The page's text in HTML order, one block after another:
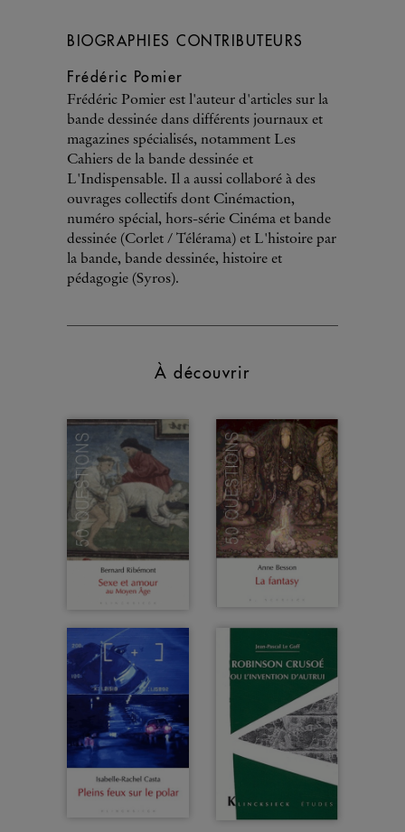
BIOGRAPHIES CONTRIBUTEURS
Frédéric Pomier
Frédéric Pomier est l'auteur d'articles sur la
bande dessinée dans différents journaux et
magazines spécialisés, notamment Les
Cahiers de la bande dessinée et
L'Indispensable. Il a aussi collaboré à des
ouvrages collectifs dont Cinémaction,
numéro spécial, hors-série Cinéma et bande
dessinée (Corlet / Télérama) et L'histoire par
la bande, bande dessinée, histoire et
pédagogie (Syros).
À découvrir